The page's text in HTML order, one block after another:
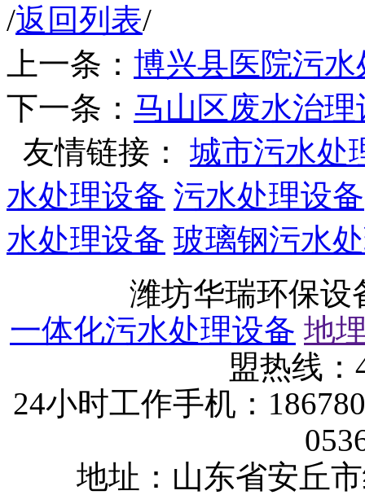
/返回列表/
上一条： 博兴县医院污
下一条： 马山区废水治理
友情链接： 城市污水处
水处理设备 污水处理设备
水处理设备 玻璃钢污水
潍坊华瑞环保
一体化污水处理设备 地
盟热线
24小时工作手机：
地址：山东省安丘